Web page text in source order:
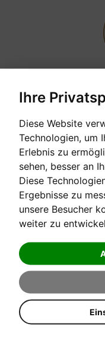
Ihre
Diese Website
Technologien, um
Erlebnis zu
sehen, besser an
Diese
Ergebnisse zu
unsere Besucher
weiter zu